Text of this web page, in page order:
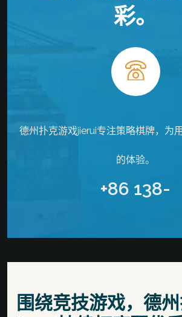
彩。
德州扑克游戏jierui专注策略棋牌，为
的体验。
+86 138-
围绕竞技游戏，德